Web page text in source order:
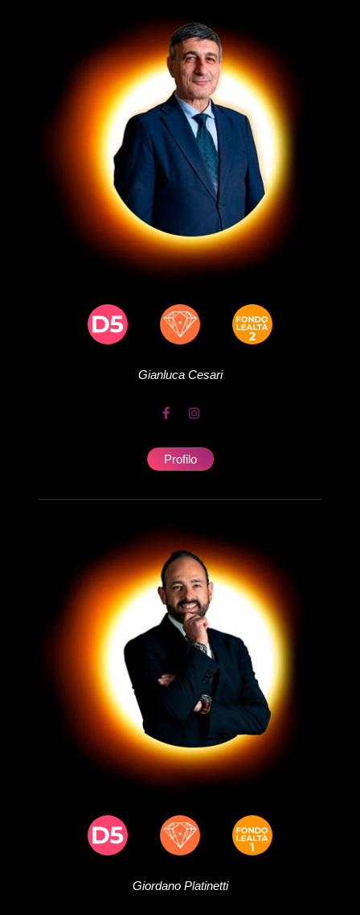
GianlucaCesari
Profilo
Giordano Platinetti